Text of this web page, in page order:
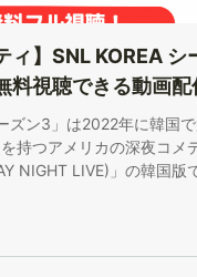
ィ】SNL KOREA
料視聴できる動画配
ズン3」は2022年に韓国
持つアメリカの深夜コメ
NIGHT LIVE)」の韓国版